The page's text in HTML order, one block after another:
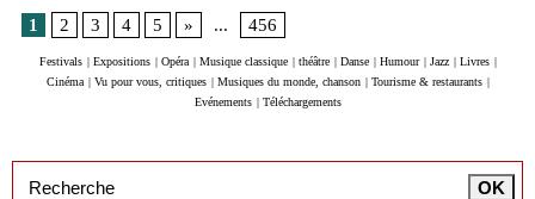
1
2 3 4 5 » ... 456
Festivals | Expositions | Opéra | Musique classique | théâtre | Danse | Humour | Jazz | Livres |
Cinéma | Vu pour vous, critiques | Musiques du monde, chanson | Tourisme & restaurants |
Evénements | Téléchargements